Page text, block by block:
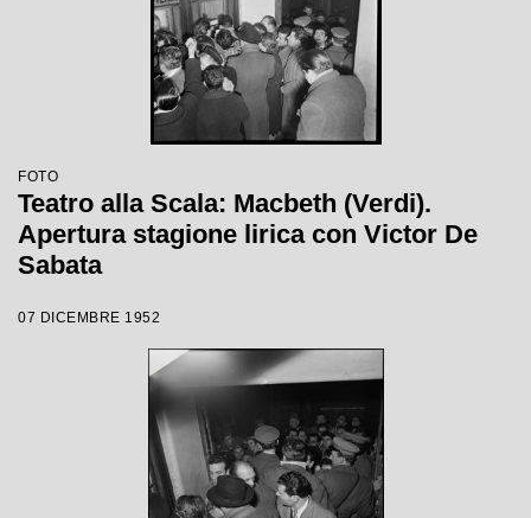
FOTO
Teatro alla Scala: Macbeth (Verdi).
Apertura stagione lirica con Victor De
Sabata
07 DICEMBRE 1952